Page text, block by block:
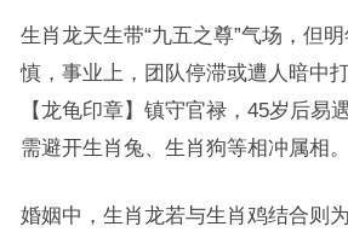
生肖龙天生带“九五之尊”气场，但
慎，事业上，团队停滞或遭人暗中
【龙龟印章】镇守官禄，45岁后易
需避开生肖兔、生肖狗等相冲属相。
婚姻中，生肖龙若与生肖鸡结合则